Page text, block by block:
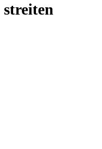
streiten